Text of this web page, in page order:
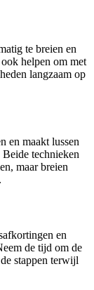
te breien en
helpen om met
langzaam op
en maakt lussen
technieken
maar breien
en
de tijd om de
stappen terwijl